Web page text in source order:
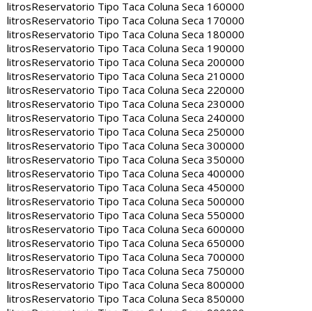
litrosReservatorio Tipo Taca Coluna Seca 160000
litrosReservatorio Tipo Taca Coluna Seca 170000
litrosReservatorio Tipo Taca Coluna Seca 180000
litrosReservatorio Tipo Taca Coluna Seca 190000
litrosReservatorio Tipo Taca Coluna Seca 200000
litrosReservatorio Tipo Taca Coluna Seca 210000
litrosReservatorio Tipo Taca Coluna Seca 220000
litrosReservatorio Tipo Taca Coluna Seca 230000
litrosReservatorio Tipo Taca Coluna Seca 240000
litrosReservatorio Tipo Taca Coluna Seca 250000
litrosReservatorio Tipo Taca Coluna Seca 300000
litrosReservatorio Tipo Taca Coluna Seca 350000
litrosReservatorio Tipo Taca Coluna Seca 400000
litrosReservatorio Tipo Taca Coluna Seca 450000
litrosReservatorio Tipo Taca Coluna Seca 500000
litrosReservatorio Tipo Taca Coluna Seca 550000
litrosReservatorio Tipo Taca Coluna Seca 600000
litrosReservatorio Tipo Taca Coluna Seca 650000
litrosReservatorio Tipo Taca Coluna Seca 700000
litrosReservatorio Tipo Taca Coluna Seca 750000
litrosReservatorio Tipo Taca Coluna Seca 800000
litrosReservatorio Tipo Taca Coluna Seca 850000